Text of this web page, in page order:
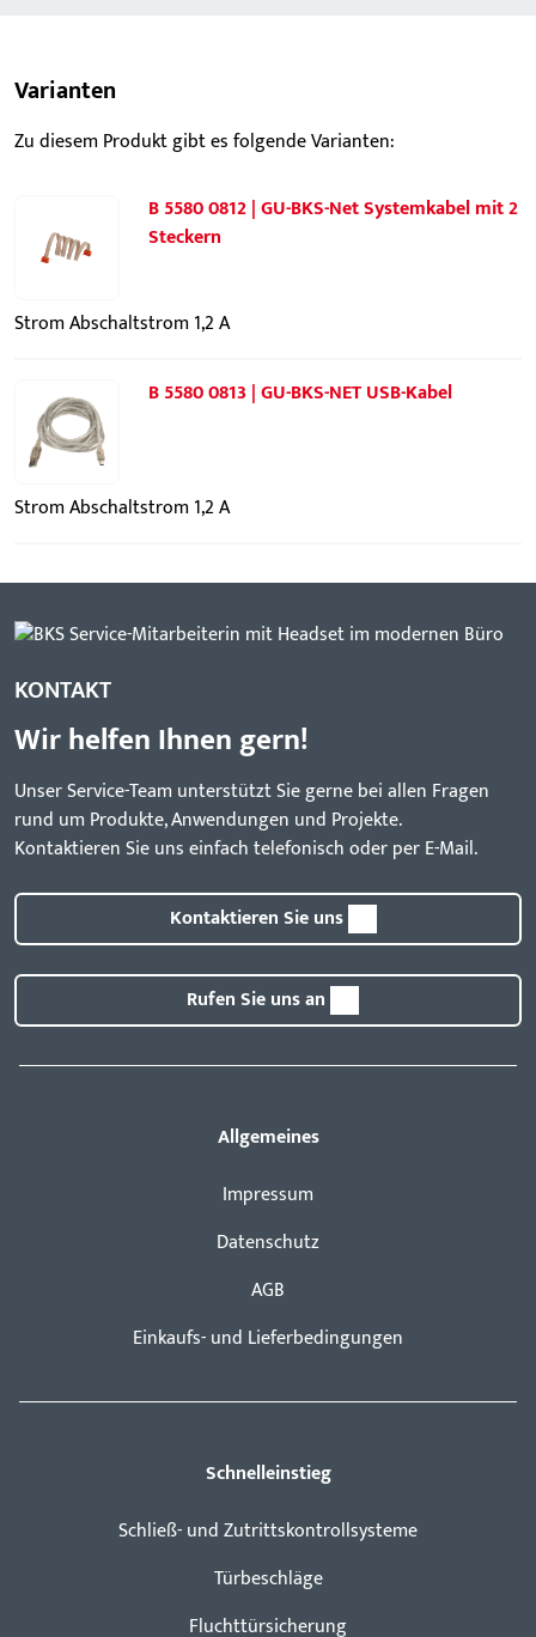
Varianten
Zu diesem Produkt gibt es folgende Varianten:
B 5580 0812 | GU-BKS-Net Systemkabel mit 2
Steckern
Strom Abschaltstrom 1,2 A
B 5580 0813 | GU-BKS-NET USB-Kabel
Strom Abschaltstrom 1,2 A
KONTAKT
Wir helfen Ihnen gern!
Unser Service-Team unterstützt Sie gerne bei allen Fragen
rund um Produkte, Anwendungen und Projekte.
Kontaktieren Sie uns einfach telefonisch oder per E-Mail.
Kontaktieren Sie uns
Rufen Sie uns an
Allgemeines
Impressum
Datenschutz
AGB
Einkaufs- und Lieferbedingungen
Schnelleinstieg
Schließ- und Zutrittskontrollsysteme
Türbeschläge
Fluchttürsicherung